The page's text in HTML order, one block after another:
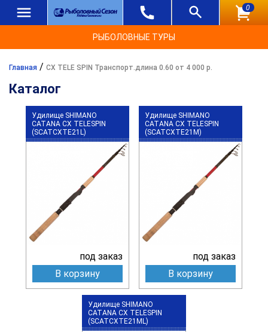
0
РЫБОЛОВНЫЕ ТУРЫ
Главная / CX TELE SPIN Транспорт.длина 0.60 от 4 000 р.
Каталог
Удилище SHIMANO
CATANA CX TELESPIN
(SCATCXTE21L)
под заказ
В корзину
Удилище SHIMANO
CATANA CX TELESPIN
(SCATCXTE21M)
под заказ
В корзину
Удилище SHIMANO
CATANA CX TELESPIN
(SCATCXTE21ML)